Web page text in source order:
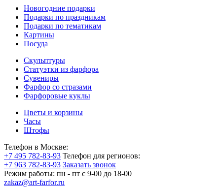
Новогодние подарки
Подарки по праздникам
Подарки по тематикам
Картины
Посуда
Скульптуры
Статуэтки из фарфора
Сувениры
Фарфор со стразами
Фарфоровые куклы
Цветы и корзины
Часы
Штофы
Телефон в Москве:
+7 495 782-83-93 Телефон для регионов:
+7 963 782-83-93 Заказать звонок
Режим работы: пн - пт c 9-00 до 18-00
zakaz@art-farfor.ru